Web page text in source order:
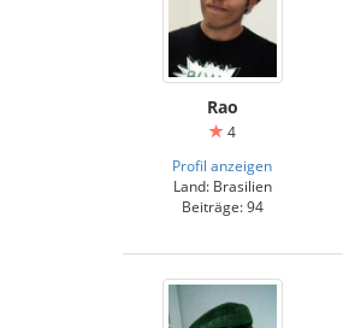
Rao
4
Profil anzeigen
Land: Brasilien
Beiträge: 94